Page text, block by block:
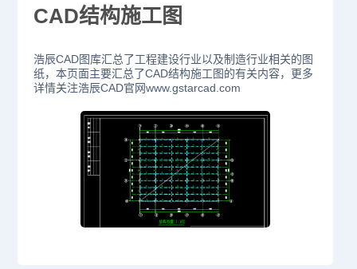
CAD结构施工图
浩辰CAD图库汇总了工程建设行业以及制造行业相关的图
纸，本页面主要汇总了CAD结构施工图的有关内容，更多
详情关注浩辰CAD官网www.gstarcad.com